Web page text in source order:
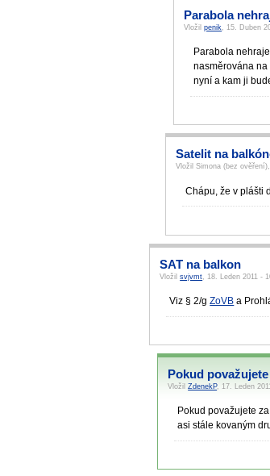
Parabola
Vložilpenik, 15. Duben
Parabola
nasměrována
nyní a kam ji
Satelit na
Vložil Simona (bez
Chápu, že v plášti
SAT na balkon
Vložilsvjvmt , 18. Leden 2011 -
Viz § 2/gZoVB a
Pokud
VložilZdenekP, 17. Leden
Pokud považujete
asi stále kovaným